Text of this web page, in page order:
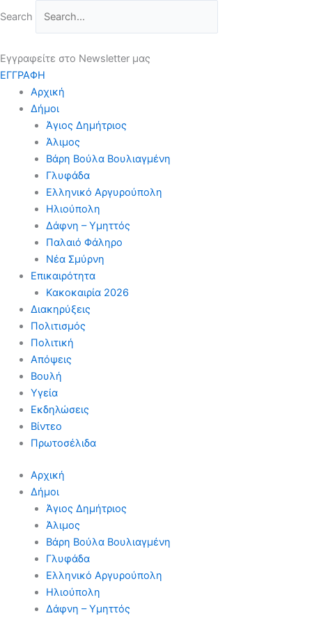
στο
Search
Εγγραφείτε στο Newsletter μας
ΕΓΓΡΑΦΗ
Αρχική
Δήμοι
Άγιος Δημήτριος
Άλιμος
Βάρη Βούλα Βουλιαγμένη
Γλυφάδα
Ελληνικό Αργυρούπολη
Ηλιούπολη
Δάφνη – Υμηττός
Παλαιό Φάληρο
Νέα Σμύρνη
Επικαιρότητα
Κακοκαιρία 2026
Διακηρύξεις
Πολιτισμός
Πολιτική
Απόψεις
Βουλή
Υγεία
Εκδηλώσεις
Βίντεο
Πρωτοσέλιδα
Αρχική
Δήμοι
Άγιος Δημήτριος
Άλιμος
Βάρη Βούλα Βουλιαγμένη
Γλυφάδα
Ελληνικό Αργυρούπολη
Ηλιούπολη
Δάφνη – Υμηττός